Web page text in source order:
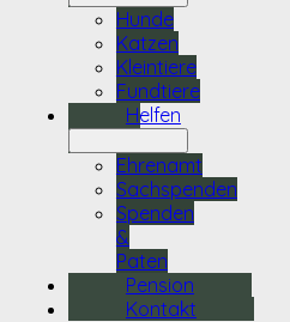
Hunde
Katzen
Kleintiere
Fundtiere
Helfen
Ehrenamt
Sachspenden
Spenden
&
Paten
Pension
Kontakt